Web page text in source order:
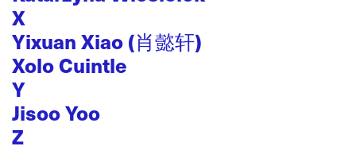
X
Yixuan Xiao (肖懿轩)
Xolo Cuintle
Y
Jisoo Yoo
Z